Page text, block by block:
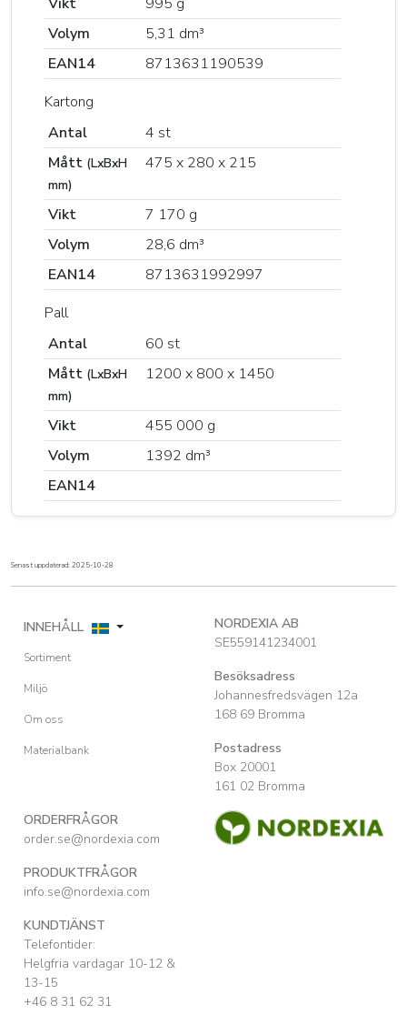
Volym
5,31 dm³
EAN14
8713631190539
Kartong
Antal
4 st
Mått (LxBxH
mm)
475 x 280 x 215
Vikt
7 170 g
Volym
28,6 dm³
EAN14
8713631992997
Pall
Antal
60 st
Mått (LxBxH
mm)
1200 x 800 x 1450
Vikt
455 000 g
Volym
1392 dm³
EAN14
Senast uppdaterad: 2025-10-28
INNEHÅLL
Sortiment
Miljö
Om oss
Materialbank
NORDEXIA AB
SE559141234001
Besöksadress
Johannesfredsvägen 12a
168 69 Bromma
Postadress
Box 20001
161 02 Bromma
ORDERFRÅGOR
order.se@nordexia.com
PRODUKTFRÅGOR
info.se@nordexia.com
KUNDTJÄNST
Telefontider:
Helgfria vardagar 10-12 &
13-15
+46 8 31 62 31